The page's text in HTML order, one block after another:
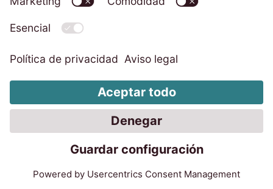
Inversor financiero
Ejercicio 2025/26: EOS refuerza su
posición en Europa
20 jul 2026 4 minutos
Entrevista con Marwin Ramcke (CEO) y la
Dra. Eva Griewel (CFO): ya sean carteras no
los principales expertos en Europa.